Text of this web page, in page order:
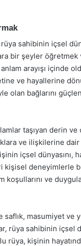
sahibinin içsel
bir şeyler
arayışı içinde
ve hayallerine
bağlarını
taşıyan derin
ve ilişkilerine
içsel dünyasını,
deneyimlerle
ve
masumiyet ve
rüya sahibinin içsel
rüya, kişinin